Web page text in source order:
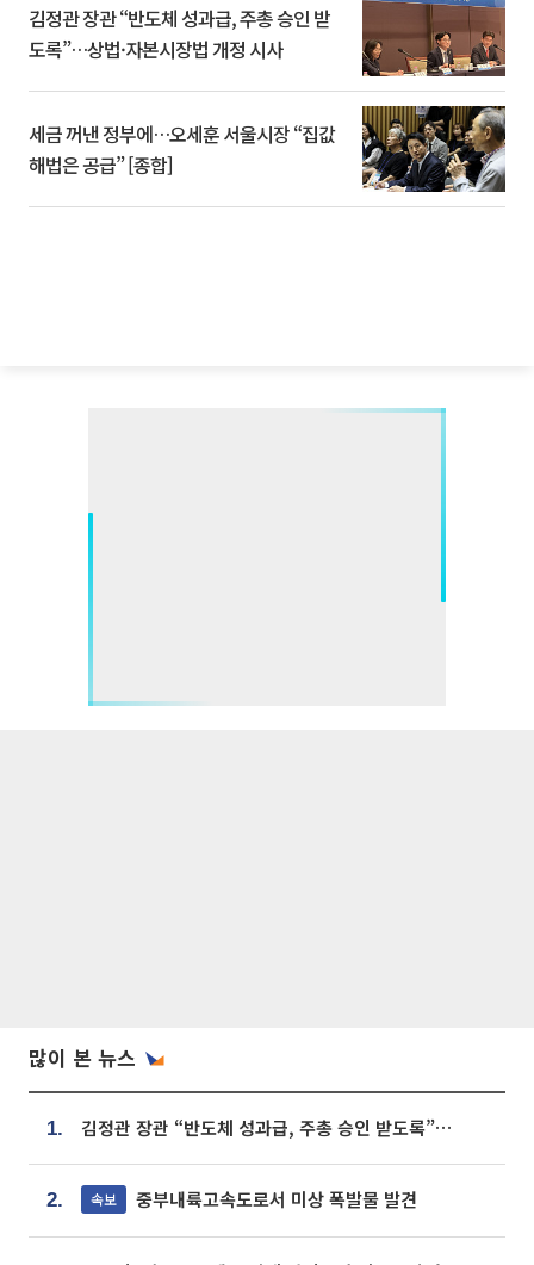
김정관 장관 “반도체 성과급, 주총 승인 받
도록”…상법·자본시장법 개정 시사
세금 꺼낸 정부에…오세훈 서울시장 “집값
해법은 공급” [종합]
많이 본 뉴스
1. 김정관 장관 “반도체 성과급, 주총 승인 받도록”…상법·자본시장법 개정 시사
2. 속보 중부내륙고속도로서 미상 폭발물 발견